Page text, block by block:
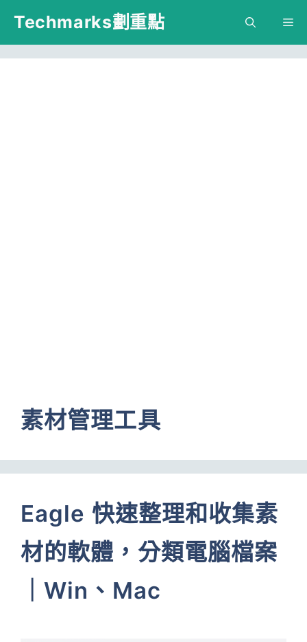
跳
主
Techmarks劃重點
素材管理工具
Eagle 快速整理和收集素
材的軟體，分類電腦檔案
｜Win、Mac